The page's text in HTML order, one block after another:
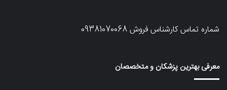
شماره تماس کارشناس فروش09381070068
معرفی بهترین پزشکان و متخصصان